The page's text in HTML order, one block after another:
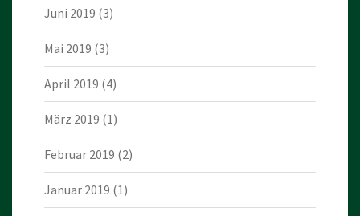
Juni 2019 (3)
Mai 2019 (3)
April 2019 (4)
März 2019 (1)
Februar 2019 (2)
Januar 2019 (1)